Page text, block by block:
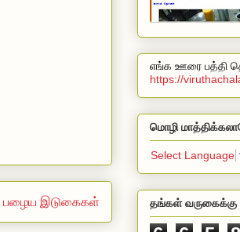
பழைய இடுகைகள்
எங்க ஊரை பத்தி
https://
மொழி
Select Language
தங்கள் வருகைக்கு